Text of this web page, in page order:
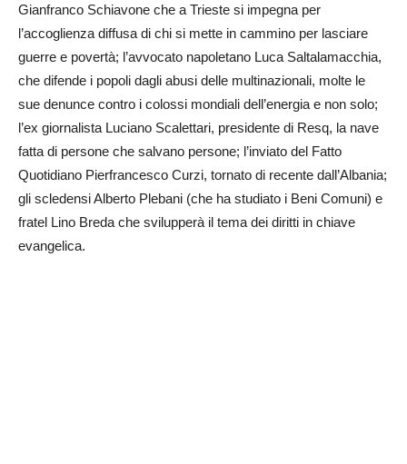
Gianfranco Schiavone che a Trieste si impegna per
l’accoglienza diffusa di chi si mette in cammino per lasciare
guerre e povertà; l’avvocato napoletano Luca Saltalamacchia,
che difende i popoli dagli abusi delle multinazionali, molte le
sue denunce contro i colossi mondiali dell’energia e non solo;
l’ex giornalista Luciano Scalettari, presidente di Resq, la nave
fatta di persone che salvano persone; l’inviato del Fatto
Quotidiano Pierfrancesco Curzi, tornato di recente dall’Albania;
gli scledensi Alberto Plebani (che ha studiato i Beni Comuni) e
fratel Lino Breda che svilupperà il tema dei diritti in chiave
evangelica.